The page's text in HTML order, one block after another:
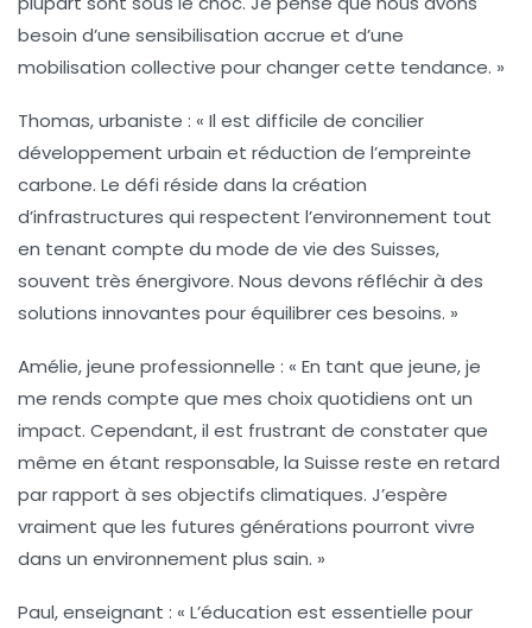
besoin d’une sensibilisation accrue et d’une
mobilisation collective pour changer cette tendance. »
Thomas, urbaniste : « Il est difficile de concilier
développement urbain et réduction de l’empreinte
carbone. Le défi réside dans la création
d’infrastructures qui respectent l’environnement tout
en tenant compte du mode de vie des Suisses,
souvent très énergivore. Nous devons réfléchir à des
solutions innovantes pour équilibrer ces besoins. »
Amélie, jeune professionnelle : « En tant que jeune, je
me rends compte que mes choix quotidiens ont un
impact. Cependant, il est frustrant de constater que
même en étant responsable, la Suisse reste en retard
par rapport à ses objectifs climatiques. J’espère
vraiment que les futures générations pourront vivre
dans un environnement plus sain. »
Paul, enseignant : « L’éducation est essentielle pour